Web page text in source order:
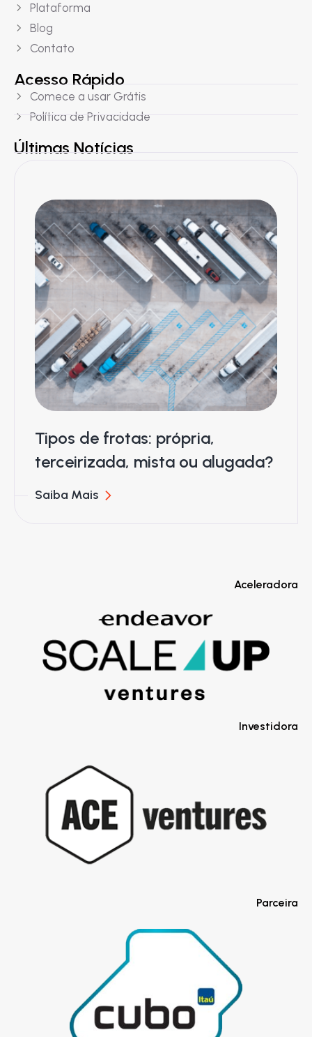
Plataforma
Blog
Contato
Acesso Rápido
Comece a usar Grátis
Política de Privacidade
Últimas Notícias
Tipos de frotas: própria,
terceirizada, mista ou alugada?
Saiba Mais
Aceleradora
Investidora
Parceira